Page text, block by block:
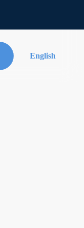
English